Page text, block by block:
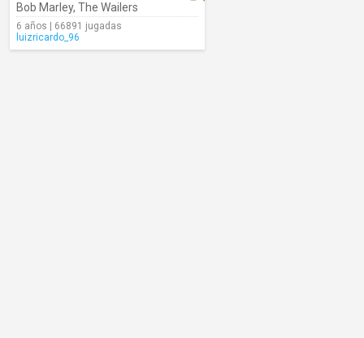
Bob Marley, The Wailers
6 años | 66891 jugadas
luizricardo_96